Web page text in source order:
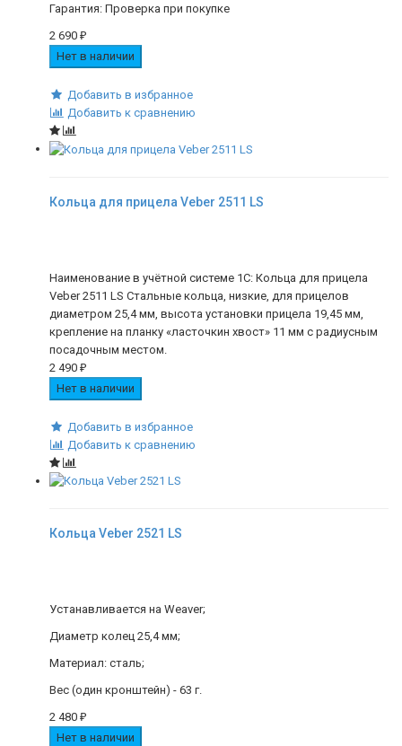
Гарантия: Проверка при покупке
2 690 ₽
Нет в наличии
Добавить в избранное
Добавить к сравнению
Кольца для прицела Veber 2511 LS
Наименование в учётной системе 1С: Кольца для прицела
Veber 2511 LS Cтальные кольца, низкие, для прицелов
диаметром 25,4 мм, высота установки прицела 19,45 мм,
крепление на планку «ласточкин хвост» 11 мм с радиусным
посадочным местом.
2 490 ₽
Нет в наличии
Добавить в избранное
Добавить к сравнению
Кольца Veber 2521 LS
Устанавливается на Weaver;
Диаметр колец 25,4 мм;
Материал: сталь;
Вес (один кронштейн) - 63 г.
2 480 ₽
Нет в наличии